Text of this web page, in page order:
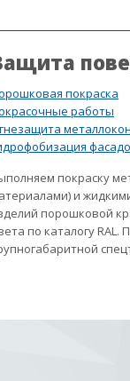
покраска
работы
покраску
и
порошковой
по каталогу